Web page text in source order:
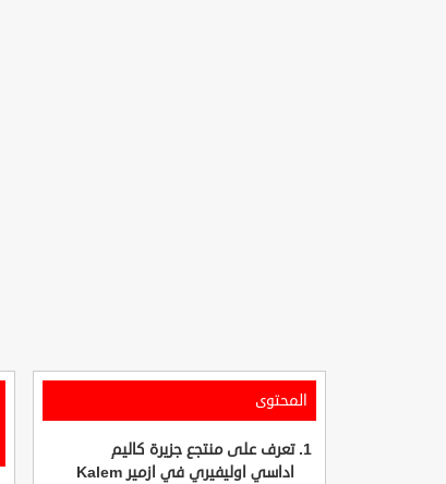
المحتوى
تعرف على منتجع جزيرة كاليم
اداسي اوليفيري في ازمير Kalem